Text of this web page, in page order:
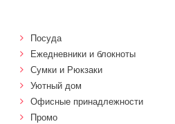
Посуда
Ежедневники и блокноты
Сумки и Рюкзаки
Уютный дом
Офисные принадлежности
Промо